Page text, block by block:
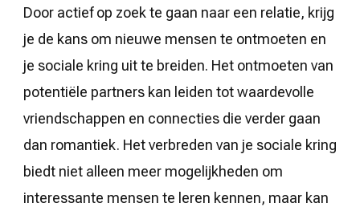
Door actief op zoek te gaan naar een relatie, krijg
je de kans om nieuwe mensen te ontmoeten en
je sociale kring uit te breiden. Het ontmoeten van
potentiële partners kan leiden tot waardevolle
vriendschappen en connecties die verder gaan
dan romantiek. Het verbreden van je sociale kring
biedt niet alleen meer mogelijkheden om
interessante mensen te leren kennen, maar kan